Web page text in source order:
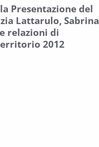
Presentazione del
Lattarulo, Sabrina
relazioni di
2012